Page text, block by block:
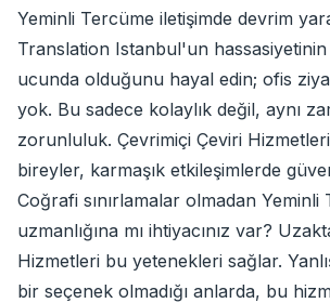
Yeminli Tercüme iletişimde devrim
Translation Istanbul'un hassasiyetinin
ucunda olduğunu hayal edin; ofis
yok. Bu sadece kolaylık değil, aynı
zorunluluk. Çevrimiçi Çeviri
bireyler, karmaşık etkileşimlerde
Coğrafi sınırlamalar olmadan
uzmanlığına mı ihtiyacınız var?
Hizmetleri bu yetenekleri sağlar.
bir seçenek olmadığı anlarda, bu